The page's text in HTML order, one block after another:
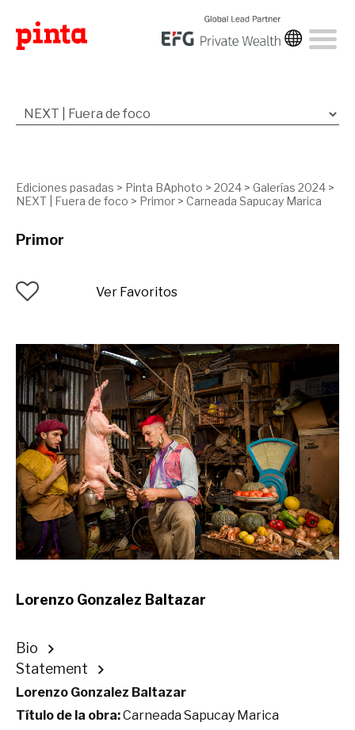
Ediciones pasadas > Pinta BAphoto > 2024 > Galerías 2024 >
NEXT | Fuera de foco > Primor > Carneada Sapucay Marica
Primor
Ver Favoritos
Lorenzo Gonzalez Baltazar
Bio
Statement
Lorenzo Gonzalez Baltazar
Título de la obra:Carneada Sapucay Marica